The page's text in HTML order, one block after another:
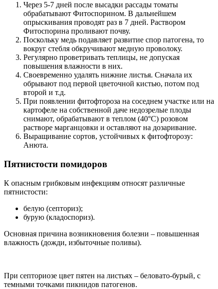
Через 5-7 дней после высадки рассады томаты
обрабатывают Фитоспорином. В дальнейшем
опрыскивания проводят раз в 7 дней. Раствором
Фитоспорина проливают почву.
Поскольку медь подавляет развитие спор патогена, то
вокруг стебля обкручивают медную проволоку.
Регулярно проветривать теплицы, не допуская
повышения влажности в них.
Своевременно удалять нижние листья. Сначала их
обрывают под первой цветочной кистью, потом под
второй и т.д.
При появлении фитофтороза на соседнем участке или на
картофеле на собственной даче недозрелые плоды
снимают, обрабатывают в теплом (40°С) розовом
растворе марганцовки и оставляют на дозаривание.
Выращивание сортов, устойчивых к фитофторозу:
Анюта.
Пятнистости помидоров
К опасным грибковым инфекциям относят различные
пятнистости:
белую (септориз);
бурую (кладоспориз).
Основная причина возникновения болезни – повышенная
влажность (дожди, избыточные поливы).
При септориозе цвет пятен на листьях – беловато-бурый, с
темными точками пикнидов патогенов.